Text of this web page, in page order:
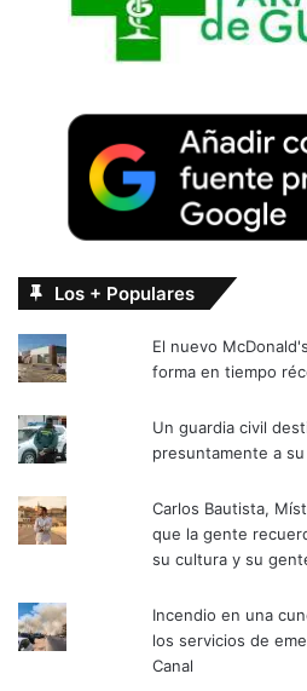
Los + Populares
El nuevo
forma en tiempo
Un guardia civil
presuntamente a
Carlos Bautista,
que la gente
su cultura y su
Incendio en una
los servicios de
Canal